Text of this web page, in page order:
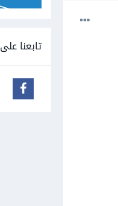
تابعنا على